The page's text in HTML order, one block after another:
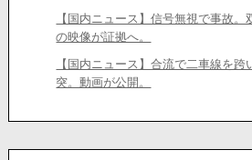
【国内ニュース】信号無視で事故
の映像が証拠へ。
【国内ニュース】合流で二車線を
突。動画が公開。